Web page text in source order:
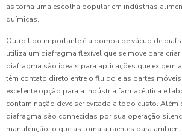
as torna uma escolha popular em indústrias
químicas.
Outro tipo importante é a bomba de vácuo de
utiliza um diafragma flexível que se move para
diafragma são ideais para aplicações que exigem
têm contato direto entre o fluido e as partes
excelente opção para a indústria farmacêutica e
contaminação deve ser evitada a todo custo.
diafragma são conhecidas por sua operação
manutenção, o que as torna atraentes para